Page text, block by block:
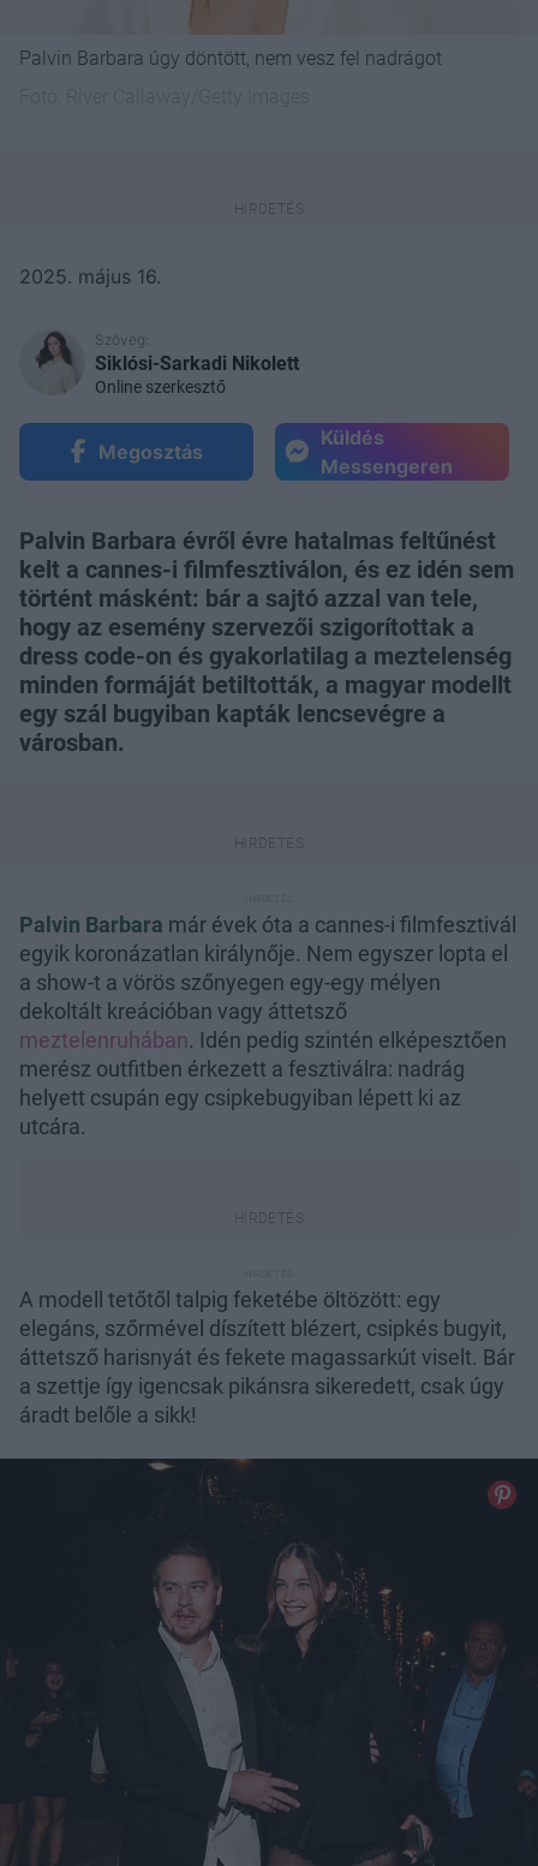
Palvin Barbara úgy döntött, nem vesz fel nadrágot
2025. május 16.
Szöveg:
Siklósi-Sarkadi Nikolett
Online szerkesztő
Megosztás
Küldés
Messengeren
Palvin Barbara évről évre hatalmas feltűnést
kelt a cannes-i filmfesztiválon, és ez idén sem
történt másként: bár a sajtó azzal van tele,
hogy az esemény szervezői szigorítottak a
dress code-on és gyakorlatilag a meztelenség
minden formáját betiltották, a magyar modellt
egy szál bugyiban kapták lencsevégre a
városban.
Palvin Barbara már évek óta a cannes-i filmfesztivál
egyik koronázatlan királynője. Nem egyszer lopta el
a show-t a vörös szőnyegen egy-egy mélyen
dekoltált kreációban vagy áttetsző
meztelenruhában. Idén pedig szintén elképesztően
merész outfitben érkezett a fesztiválra: nadrág
helyett csupán egy csipkebugyiban lépett ki az
utcára.
A modell tetőtől talpig feketébe öltözött: egy
elegáns, szőrmével díszített blézert, csipkés bugyit,
áttetsző harisnyát és fekete magassarkút viselt. Bár
a szettje így igencsak pikánsra sikeredett, csak úgy
áradt belőle a sikk!